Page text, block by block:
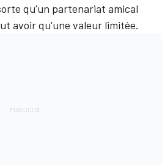
qu'un partenariat amical
avoir qu'une valeur limitée.